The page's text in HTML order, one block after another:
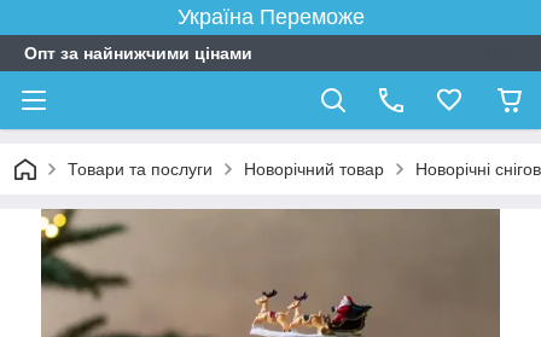
Україна Переможе
Опт за найнижчими цінами
Товари та послуги Новорічний товар Новорічні